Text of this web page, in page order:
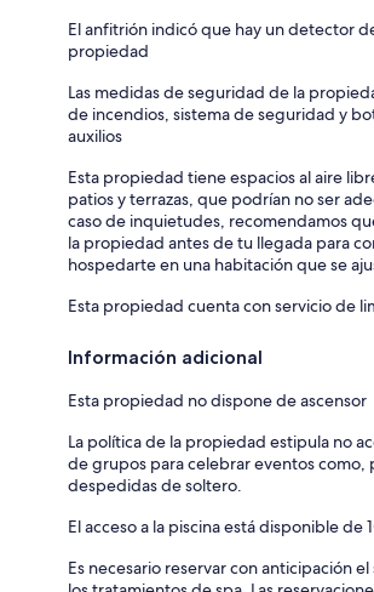
El anfitrión indicó que hay un detector
propiedad
Las medidas de seguridad de la
de incendios, sistema de seguridad y
auxilios
Esta propiedad tiene espacios al aire
patios y terrazas, que podrían no ser
caso de inquietudes, recomendamos
la propiedad antes de tu llegada para
hospedarte en una habitación que se
Esta propiedad cuenta con servicio de
Información adicional
Esta propiedad no dispone de ascensor
La política de la propiedad estipula no
de grupos para celebrar eventos como,
despedidas de soltero.
El acceso a la piscina está disponible de
Es necesario reservar con anticipación